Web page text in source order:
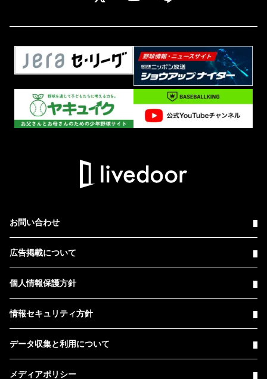
お問い合わせ
広告掲載について
個人情報保護方針
情報セキュリティ方針
データ収集と利用について
メディアポリシー